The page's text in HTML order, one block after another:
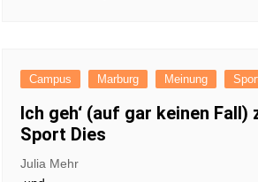
Campus Marburg Meinung
Ich geh‘ (auf gar keinen Fall)
Sport Dies
Julia Mehr